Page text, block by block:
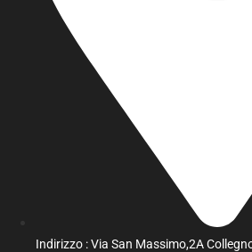
Indirizzo : Via San Massimo,2A